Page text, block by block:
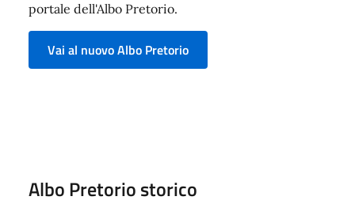
portale dell'Albo Pretorio.
Vai al nuovo Albo Pretorio
Albo Pretorio storico